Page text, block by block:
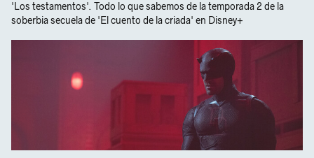
'Los testamentos'. Todo lo que sabemos de la temporada 2 de la
soberbia secuela de 'El cuento de la criada' en Disney+